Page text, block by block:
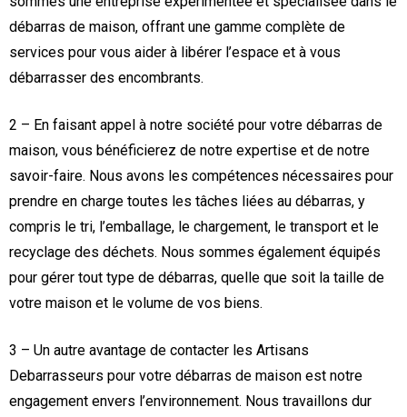
débarras de maison, offrant une gamme complète de
services pour vous aider à libérer l’espace et à vous
débarrasser des encombrants.
2 – En faisant appel à notre société pour votre débarras de
maison, vous bénéficierez de notre expertise et de notre
savoir-faire. Nous avons les compétences nécessaires pour
prendre en charge toutes les tâches liées au débarras, y
compris le tri, l’emballage, le chargement, le transport et le
recyclage des déchets. Nous sommes également équipés
pour gérer tout type de débarras, quelle que soit la taille de
votre maison et le volume de vos biens.
3 – Un autre avantage de contacter les Artisans
Debarrasseurs pour votre débarras de maison est notre
engagement envers l’environnement. Nous travaillons dur